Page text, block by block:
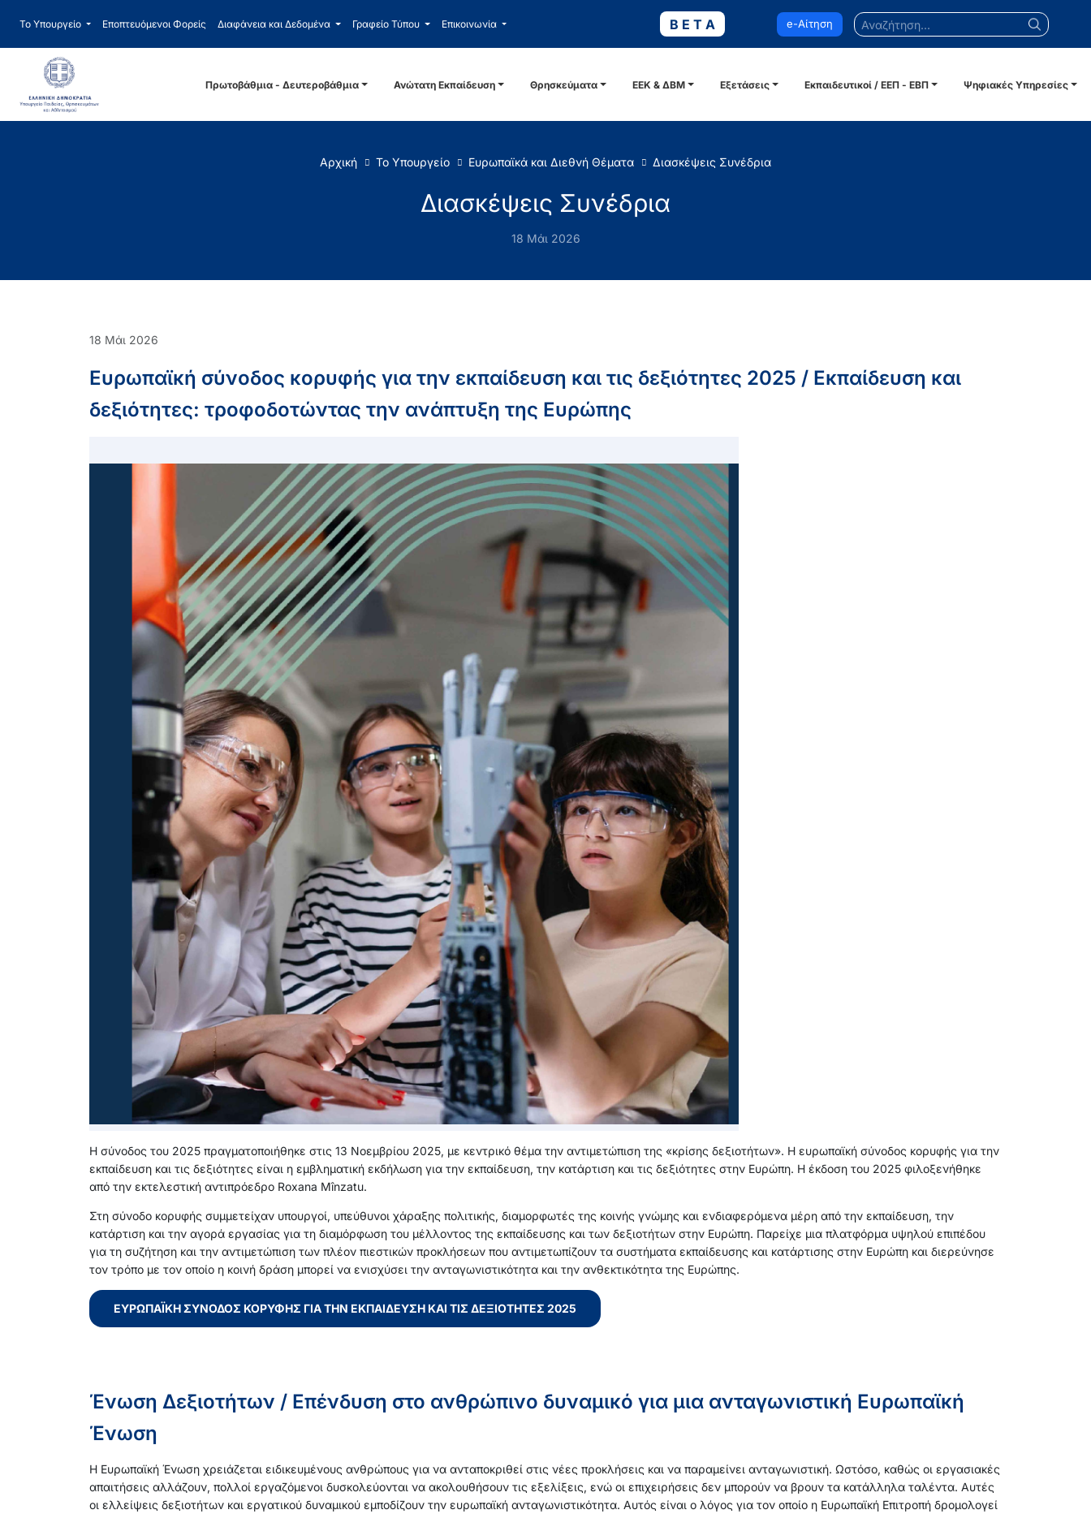
Το Υπουργείο Εποπτευόμενοι Φορείς Διαφάνεια και Δεδομένα Γραφείο Τύπου Επικοινωνία B E T A e-Αίτηση Αναζήτηση...
Πρωτοβάθμια - Δευτεροβάθμια Ανώτατη Εκπαίδευση Θρησκεύματα ΕΕΚ & ΔΒΜ Εξετάσεις Εκπαιδευτικοί / ΕΕΠ - ΕΒΠ Ψηφιακές Υπηρεσίες
Αρχική Το Υπουργείο Ευρωπαϊκά και Διεθνή Θέματα Διασκέψεις Συνέδρια
Διασκέψεις Συνέδρια
18 Μάι 2026
18 Μάι 2026
Ευρωπαϊκή σύνοδος κορυφής για την εκπαίδευση και τις δεξιότητες 2025 / Εκπαίδευση και
δεξιότητες: τροφοδοτώντας την ανάπτυξη της Ευρώπης
Η σύνοδος του 2025 πραγματοποιήθηκε στις 13 Νοεμβρίου 2025, με κεντρικό θέμα την αντιμετώπιση της «κρίσης δεξιοτήτων». Η ευρωπαϊκή σύνοδος κορυφής για την
εκπαίδευση και τις δεξιότητες είναι η εμβληματική εκδήλωση για την εκπαίδευση, την κατάρτιση και τις δεξιότητες στην Ευρώπη. Η έκδοση του 2025 φιλοξενήθηκε
από την εκτελεστική αντιπρόεδρο Roxana Mînzatu.
Στη σύνοδο κορυφής συμμετείχαν υπουργοί, υπεύθυνοι χάραξης πολιτικής, διαμορφωτές της κοινής γνώμης και ενδιαφερόμενα μέρη από την εκπαίδευση, την
κατάρτιση και την αγορά εργασίας για τη διαμόρφωση του μέλλοντος της εκπαίδευσης και των δεξιοτήτων στην Ευρώπη. Παρείχε μια πλατφόρμα υψηλού επιπέδου
για τη συζήτηση και την αντιμετώπιση των πλέον πιεστικών προκλήσεων που αντιμετωπίζουν τα συστήματα εκπαίδευσης και κατάρτισης στην Ευρώπη και διερεύνησε
τον τρόπο με τον οποίο η κοινή δράση μπορεί να ενισχύσει την ανταγωνιστικότητα και την ανθεκτικότητα της Ευρώπης.
ΕΥΡΩΠΑΪΚΉ ΣΎΝΟΔΟΣ ΚΟΡΥΦΉΣ ΓΙΑ ΤΗΝ ΕΚΠΑΊΔΕΥΣΗ ΚΑΙ ΤΙΣ ΔΕΞΙΌΤΗΤΕΣ 2025
Ένωση Δεξιοτήτων / Επένδυση στο ανθρώπινο δυναμικό για μια ανταγωνιστική Ευρωπαϊκή
Ένωση
Η Ευρωπαϊκή Ένωση χρειάζεται ειδικευμένους ανθρώπους για να ανταποκριθεί στις νέες προκλήσεις και να παραμείνει ανταγωνιστική. Ωστόσο, καθώς οι εργασιακές
απαιτήσεις αλλάζουν, πολλοί εργαζόμενοι δυσκολεύονται να ακολουθήσουν τις εξελίξεις, ενώ οι επιχειρήσεις δεν μπορούν να βρουν τα κατάλληλα ταλέντα. Αυτές
οι ελλείψεις δεξιοτήτων και εργατικού δυναμικού εμποδίζουν την ευρωπαϊκή ανταγωνιστικότητα. Αυτός είναι ο λόγος για τον οποίο η Ευρωπαϊκή Επιτροπή δρομολογεί